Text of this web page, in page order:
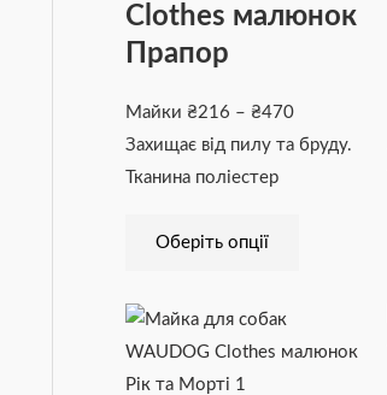
Clothes малюнок
Прапор
Майки ₴216 – ₴470
Захищає від пилу та бруду.
Тканина поліестер
Оберіть опції
можна
товару
цін:
товар